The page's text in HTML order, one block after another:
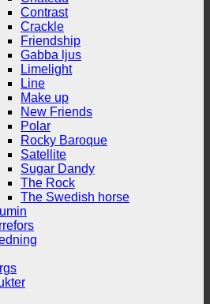
Contrast
Crackle
Friendship
Gabba ljus
Limelight
Line
Make up
New Friends
Polar
Rocky Baroque
Satellite
Sugar Dandy
The Rock
The Swedish horse